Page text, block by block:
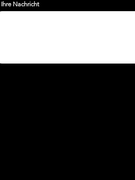
Ihre Nachricht